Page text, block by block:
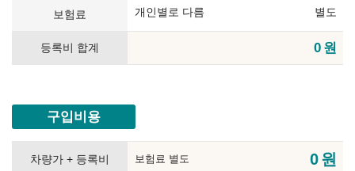
보험료 개인별로 다름 별도
등록비 합계 0 원
구입비용
차량가 + 등록비 보험료 별도 0원